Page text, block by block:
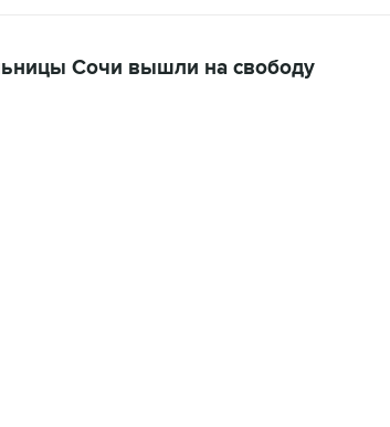
Сочи вышли на свободу